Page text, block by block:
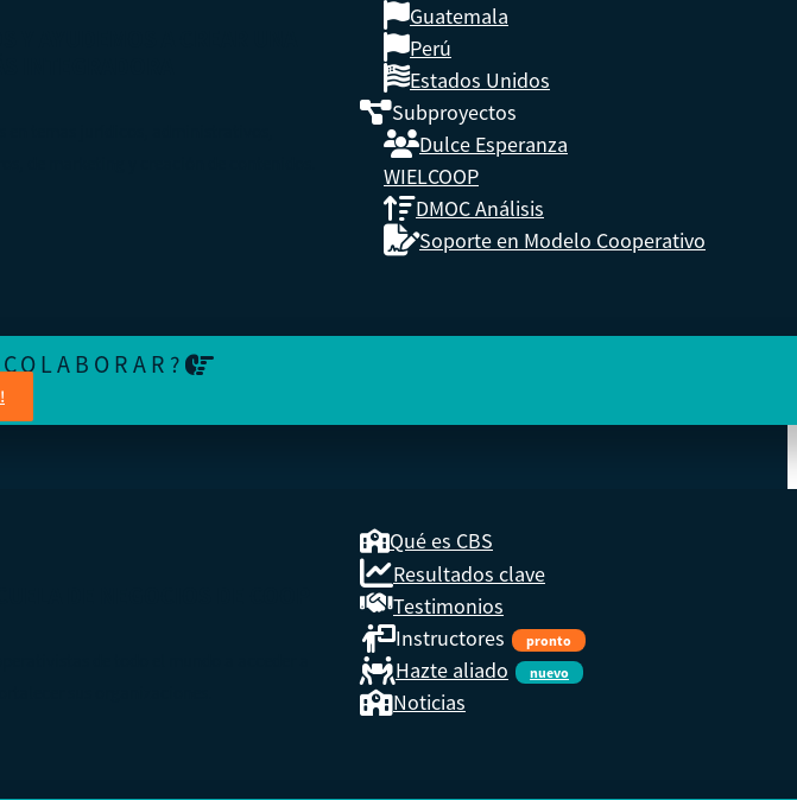
Guatemala
Perú
Estados Unidos
Subproyectos
Dulce Esperanza
WIELCOOP
DMOC Análisis
Soporte en Modelo Cooperativo
Qué es CBS
Resultados clave
Testimonios
Instructores
pronto
Hazte aliado nuevo
Noticias